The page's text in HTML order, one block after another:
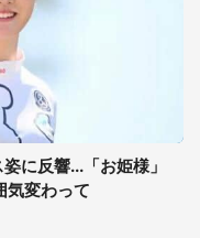
に反響...「お姫様」
気変わって